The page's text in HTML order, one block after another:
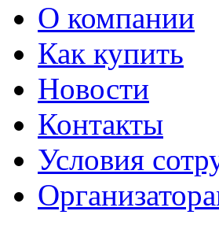
О компании
Как купить
Новости
Контакты
Условия